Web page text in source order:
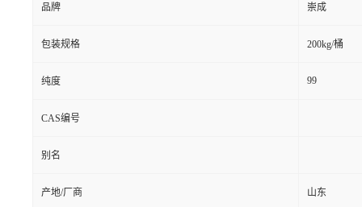
品牌 崇成
包装规格 200kg/桶
纯度 99
CAS编号
别名
产地/厂商 山东